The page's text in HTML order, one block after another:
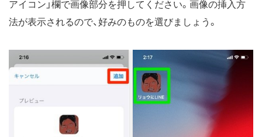
アイコン」欄で画像部分を押してください。画像の挿入方
法が表示されるので、好みのものを選びましょう。